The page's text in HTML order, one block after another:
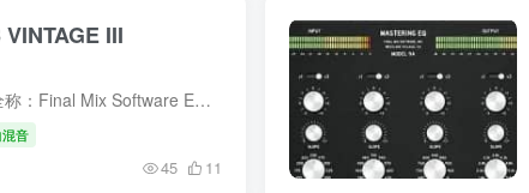
III
简介 一、资源完整基础信息 产品全称：Final Mix Software EQ-73 VINTAGE III 开发商：Final Mix Software 产品定位：复刻经典 Neve 1073 晶体管三段均衡器专业音频插件 版本架构： Windows 端...
音
45 11